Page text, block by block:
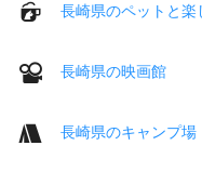
長崎県のペットと楽
長崎県の映画館
長崎県のキャンプ場